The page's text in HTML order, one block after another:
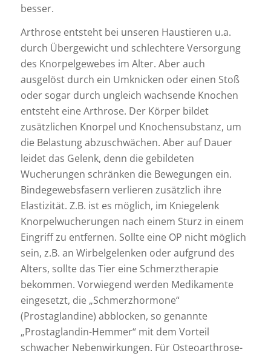
besser.
Arthrose entsteht bei unseren Haustieren u.a.
durch Übergewicht und schlechtere Versorgung
des Knorpelgewebes im Alter. Aber auch
ausgelöst durch ein Umknicken oder einen Stoß
oder sogar durch ungleich wachsende Knochen
entsteht eine Arthrose. Der Körper bildet
zusätzlichen Knorpel und Knochensubstanz, um
die Belastung abzuschwächen. Aber auf Dauer
leidet das Gelenk, denn die gebildeten
Wucherungen schränken die Bewegungen ein.
Bindegewebsfasern verlieren zusätzlich ihre
Elastizität. Z.B. ist es möglich, im Kniegelenk
Knorpelwucherungen nach einem Sturz in einem
Eingriff zu entfernen. Sollte eine OP nicht möglich
sein, z.B. an Wirbelgelenken oder aufgrund des
Alters, sollte das Tier eine Schmerztherapie
bekommen. Vorwiegend werden Medikamente
eingesetzt, die „Schmerzhormone“
(Prostaglandine) abblocken, so genannte
„Prostaglandin-Hemmer“ mit dem Vorteil
schwacher Nebenwirkungen. Für Osteoarthrose-